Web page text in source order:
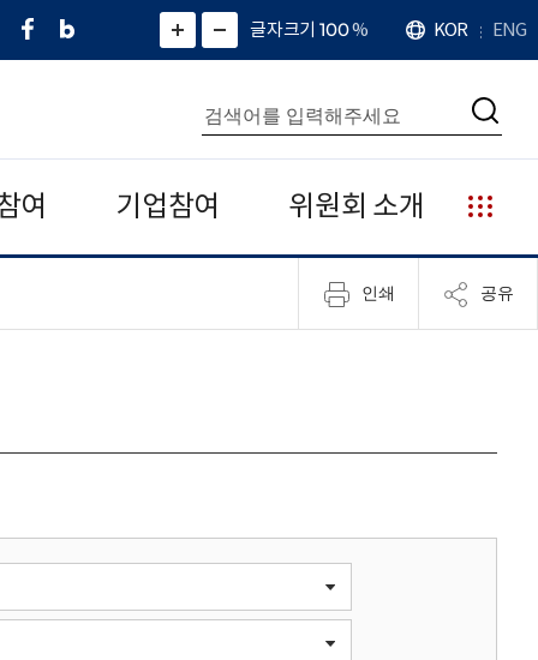
페
네
그
)
화
면
면
소
확
대
치
글자크기 100%
언
어
KOR ENG
통
합
검
색
검
여 기업참여 위원회 소개
누
리
집
안
인쇄 공유